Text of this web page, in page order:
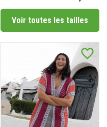
Voir toutes les tailles
favorite_border